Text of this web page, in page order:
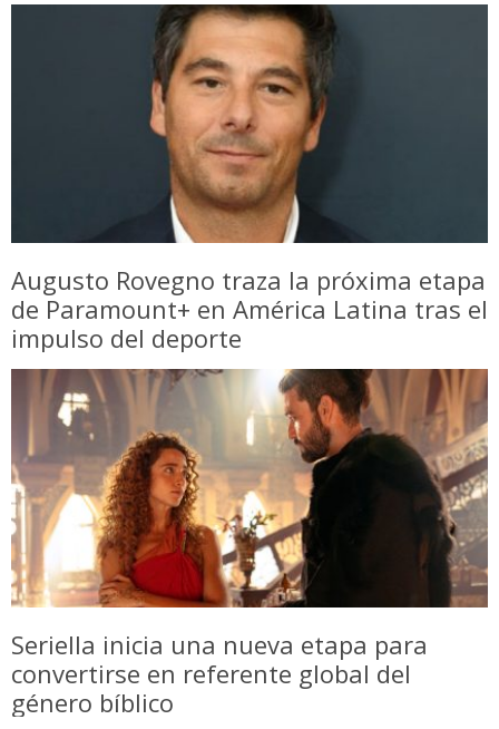
Augusto Rovegno traza la próxima etapa
de Paramount+ en América Latina tras el
impulso del deporte
Seriella inicia una nueva etapa para
convertirse en referente global del
género bíblico